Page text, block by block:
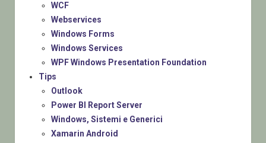
WCF
Webservices
Windows Forms
Windows Services
WPF Windows Presentation Foundation
Tips
Outlook
Power BI Report Server
Windows, Sistemi e Generici
Xamarin Android